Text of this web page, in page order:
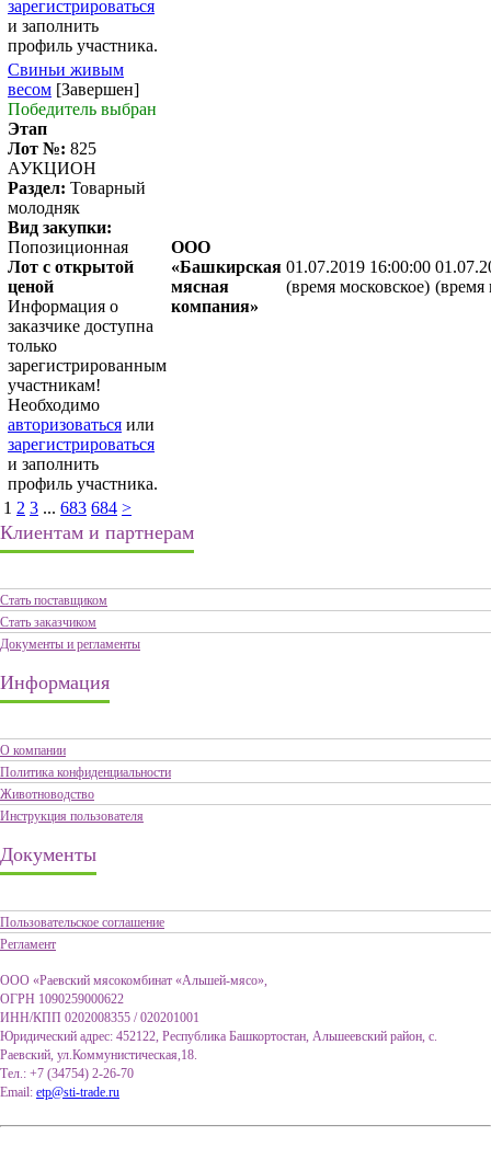
1 2 3 ... 683 684 >
зарегистрироваться
и заполнить
профиль участника.
Свиньи живым
весом [Завершен]
Победитель выбран
Этап
Лот №: 825
АУКЦИОН
Раздел: Товарный
молодняк
Вид закупки:
Попозиционная
Лот с открытой
ценой
Информация о
заказчике доступна
только
зарегистрированным
участникам!
Необходимо
авторизоваться или
зарегистрироваться
и заполнить
профиль участника.
ООО
«Башкирская
мясная
компания»
01.07.2019 16:00:00
(время московское) (время
Клиентам и партнерам
Стать поставщиком
Стать заказчиком
Документы и регламенты
Информация
О компании
Политика конфиденциальности
Животноводство
Инструкция пользователя
Документы
Пользовательское соглашение
Регламент
ООО «Раевский мясокомбинат «Альшей-мясо»,
ОГРН 1090259000622
ИНН/КПП 0202008355 / 020201001
Юридический адрес: 452122, Республика Башкортостан, Альшеевский район, с.
Раевский, ул.Коммунистическая,18.
Тел.: +7 (34754) 2-26-70
Email: etp@sti-trade.ru